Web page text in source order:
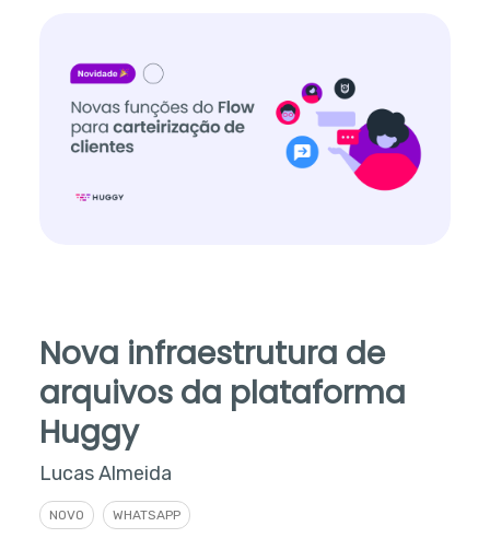
Nova infraestrutura de
arquivos da plataforma
Huggy
Lucas Almeida
NOVO WHATSAPP